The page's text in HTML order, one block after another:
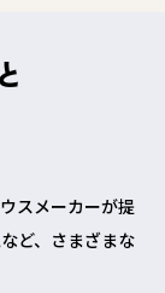
スメーカーが提
ど、さまざまな